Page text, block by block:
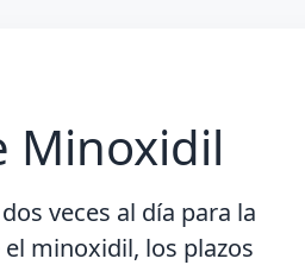
Minoxidil
veces al día para la
minoxidil, los plazos